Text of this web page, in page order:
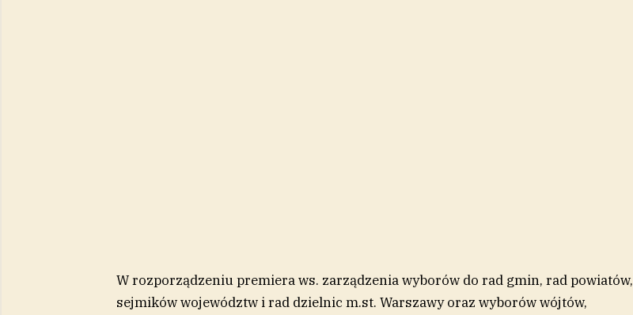
W rozporządzeniu premiera ws. zarządzenia wyborów do rad gmin, rad powiatów,
sejmików województw i rad dzielnic m.st. Warszawy oraz wyborów wójtów,